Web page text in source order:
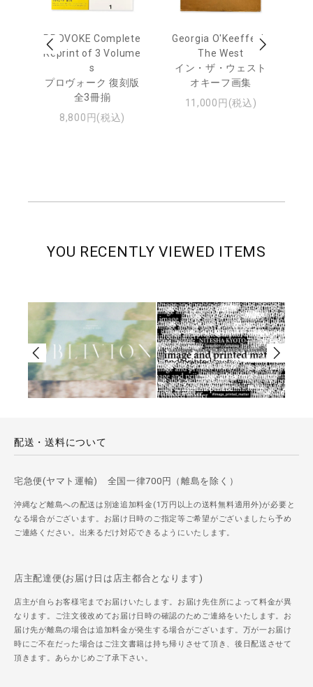
PROVOKE Complete
Reprint of 3 Volume
s
プロヴォーク 復刻版
全3冊揃
8,800円(税込)
Georgia O'Keeffe: In
The West
イン・ザ・ウェスト
オキーフ画集
11,000円(税込)
YOU RECENTLY VIEWED ITEMS
配送・送料について
宅急便(ヤマト運輸) 全国一律700円（離島を除く）
沖縄など離島への配送は別途追加料金(1万円以上の送料無料適用外)が必要と
なる場合がございます。お届け日時のご指定等ご希望がございましたら予め
ご連絡ください。出来るだけ対応できるようにいたします。
店主配達便(お届け日は店主都合となります)
店主が自らお客様宅までお届けいたします。お届け先住所によって料金が異
なります。ご注文後改めてお届け日時の確認のためご連絡をいたします。お
届け先が離島の場合は追加料金が発生する場合がございます。万が一お届け
時にご不在だった場合はご注文書籍は持ち帰りさせて頂き、後日配送させて
頂きます。あらかじめご了承下さい。